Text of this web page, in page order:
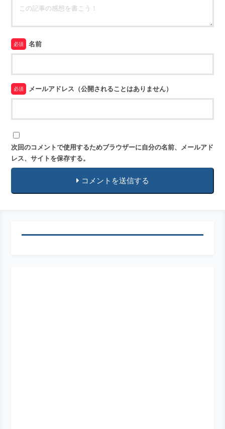
必須 名前
必須 メールアドレス（公開されることはありません）
次回のコメントで使用するためブラウザーに自分の名前、メールアド
レス、サイトを保存する。
コメントを送信する